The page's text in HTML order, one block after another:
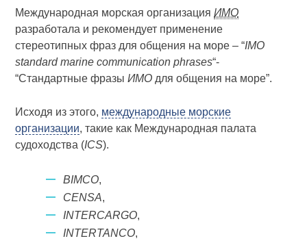
Международная морская организацияИМО
разработала и рекомендует применение
стереотипных фраз для общения на море – “IMO
standard marine communication phrases“-
“Стандартные фразыИМО для общения на море”.
Исходя из этого, международные морские
организации, такие как Международная палата
судоходства (ICS).
BIMCO,
CENSA,
INTERCARGO,
INTERTANCO,